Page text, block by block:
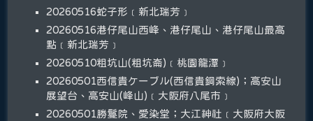
20260516蛇子形﹝新北瑞芳﹞
20260516港仔尾山西峰、港仔尾山、港仔尾山最高
點﹝新北瑞芳﹞
20260510粗坑山(粗坑崙)﹝桃園龍潭﹞
20260501西信貴ケーブル(西信貴鋼索線)；高安山
展望台、高安山(峰山)﹝大阪府八尾市﹞
20260501勝鬘院、愛染堂；大江神社﹝大阪府大阪